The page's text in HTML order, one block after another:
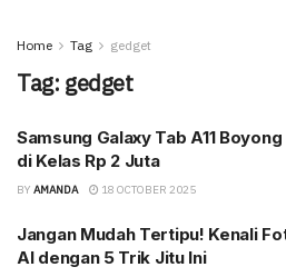
Home Tag gedget
Tag: gedget
Samsung Galaxy Tab A11
di Kelas Rp 2 Juta
BY AMANDA 18 OCTOBER 2025
Jangan Mudah Tertipu! Kenali
AI dengan 5 Trik Jitu Ini